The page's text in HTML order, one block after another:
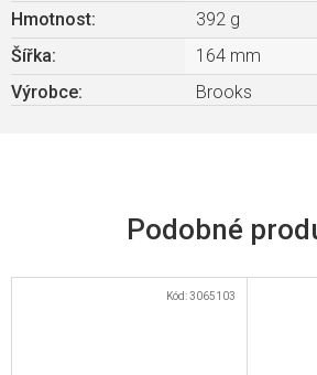
Hmotnost:
392 g
Šířka:
164 mm
Výrobce: Brooks
Kód:3065103